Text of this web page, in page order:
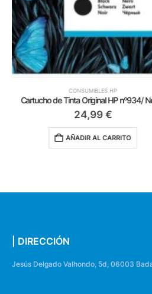
CONSUMIBLES
Cartucho de Tinta Original HP nº62
AÑADIR AL
| DIRECCIÓN
Jesús Delgado Valhondo, 5d, 06003